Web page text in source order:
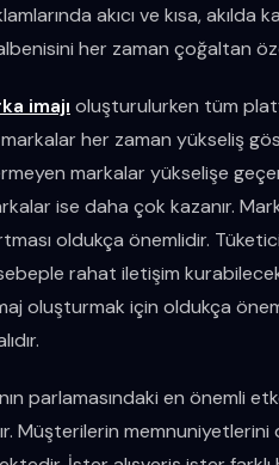
akıcı ve kısa,
albenisini her zaman çoğaltan
imajı oluşturulurken tüm
markalar her zaman yükseliş
markalar yükselişe
ise daha çok kazanır.
oldukça önemlidir.
rahat iletişim
oluşturmak için oldukça
parlamasındaki en önemli
Müşterilerin